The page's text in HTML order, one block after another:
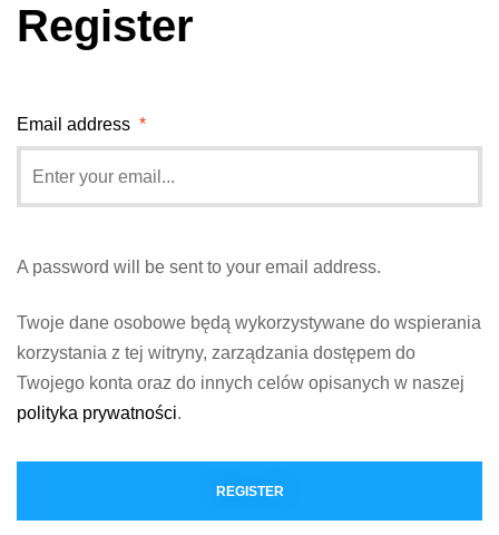
Register
Email address *
A password will be sent to your email address.
Twoje dane osobowe będą wykorzystywane do wspierania
korzystania z tej witryny, zarządzania dostępem do
Twojego konta oraz do innych celów opisanych w naszej
polityka prywatności.
REGISTER